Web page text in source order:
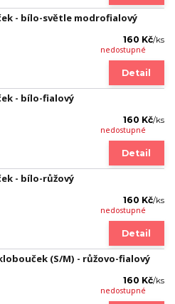
- bílo-světle modrofialový
160 Kč/ks
nedostupné
Detail
- bílo-fialový
160 Kč/ks
nedostupné
Detail
- bílo-růžový
160 Kč/ks
nedostupné
Detail
(S/M) - růžovo-fialový
160 Kč/ks
nedostupné